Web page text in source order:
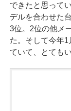
できたと思って
デルを合わせた
3位。2位の他メ
た。そして今年
ていて、とても